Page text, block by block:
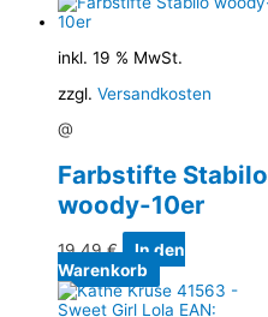
inkl. 19 % MwSt.
zzgl. Versandkosten
@
Farbstifte Stabilo
woody-10er
19,49€
In den
Warenkorb